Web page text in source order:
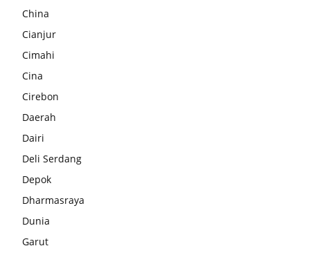
China
Cianjur
Cimahi
Cina
Cirebon
Daerah
Dairi
Deli Serdang
Depok
Dharmasraya
Dunia
Garut